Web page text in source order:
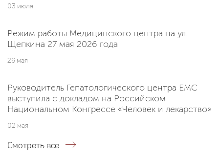
03 июля
Режим работы Медицинского центра на ул.
Щепкина 27 мая 2026 года
26 мая
Руководитель Гепатологического центра EMC
выступила с докладом на Российском
Национальном Конгрессе «Человек и лекарство»
02 мая
Смотреть все